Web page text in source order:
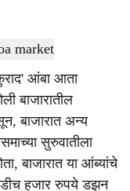
आंबा आता
बाजारातील
बाजारात अन्य
सुरुवातीला
बाजारात या आंब्यांचे
हजार रुपये डझन